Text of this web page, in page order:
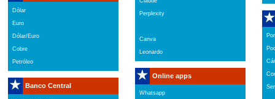
Dólar
Euro
Dólar/Euro
Cobre
Petróleo
Banco Central
Perplexity
Canva
Leonardo
Online apps
Whatsapp